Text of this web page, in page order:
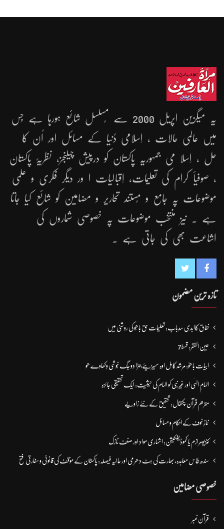
یہ میگزین اپریل 2000 سے مُسلسل شائع ہورہا ہے جِس
میں عالمی حالات ، اِسلامی دُنیا کے مسائل اور اُن کا
حل ، اِسلا می جمہوریّہ پاکستان کو درپیش چیلنجز، نظریۂ پاکستان
، صوفیأ کرام کی تعلیمات، اِقبالیات ا ور دیگر فکری و علمی
موضوعات پہ جامع و مُستند تحاریر و مضامین کو شائع کیا جاتا
ہے ۔ نیز منتخب موضوعات پہ خصوصی شماروں کی
اشاعت بھی کی جاتی ہے ۔
تازہ ترین مضمون
نفاق کاابدی سدِباب: تعلیمات حق باھُو کی روشنی میں
عین الفقر: قسط7
ابیات باھوؒ: مُرشد کامِل اوہ سہیڑیئے جہڑا دو جگ خُوشی وِکھاوے ھو
الہامِ الہٰی اور غیر نبی کو الہام کی حیثیت: ایک تحقیقی جائزہ
مترجم قرآن پکتھال: تحقیق کے نئے زاویے
نمازِ خوف کےاحکام و مسائل
کنزیومرازم یا کموڈیفکیشن: اشہاری مواد اور صنف نازک
سندھ طاس معاہدہ، بھارت کی ہٹ دھرمی اور حالیہ فیصلہ: پاکستان کے مؤقف کی قانونی و سفارتی فتح
خصوصی مضامین
قرآن نمبر